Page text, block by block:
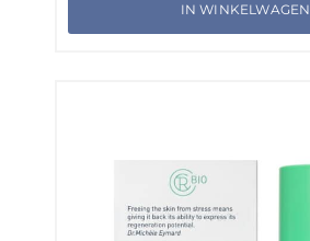
IN WINKELWAGEN